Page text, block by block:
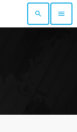
search menu